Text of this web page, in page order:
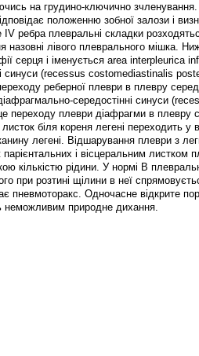
на грудино-ключично
положенню зобної залози і
ребра плевральні складки
назовні лівого плеврального мішка.
серця і іменується area interpleurica
синуси (recessus costomediastinalis
реберної плеври в плевру
середостінні синуси
переходу плеври діафрагми в плевру
біля кореня легені переходить у
легені. Відшарування плеври з
і вісцеральним листком
кількістю рідини. У нормі В
при розтині щілини в неї
пневмоторакс. Одночасне відкрите
неможливим природне дихання.